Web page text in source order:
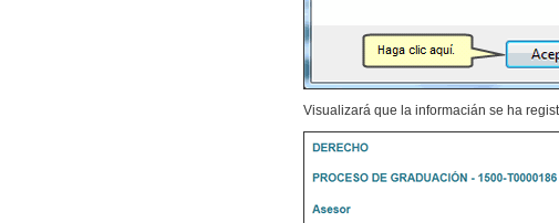
Visualizará que la informacián se ha